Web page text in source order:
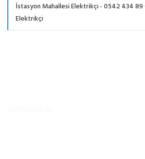
İstasyon Mahallesi Elektrikçi - 0542 434
Elektrikçi